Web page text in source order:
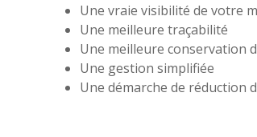
Une vraie visibilité de votre
Une meilleure traçabilité
Une meilleure conservation
Une gestion simplifiée
Une démarche de réduction